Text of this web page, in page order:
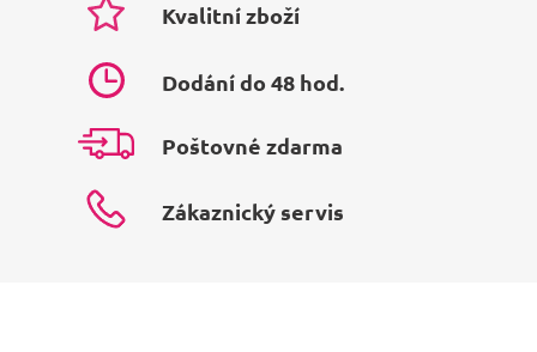
Kvalitní zboží
Dodání do 48 hod.
Poštovné zdarma
Zákaznický servis